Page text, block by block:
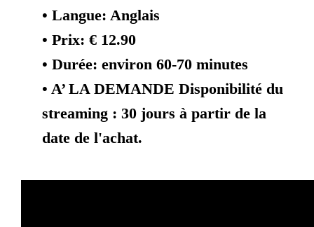
• Langue: Anglais
• Prix: € 12.90
• Durée: environ 60-70 minutes
• A’ LA DEMANDE Disponibilité du
streaming : 30 jours à partir de la
date de l'achat.